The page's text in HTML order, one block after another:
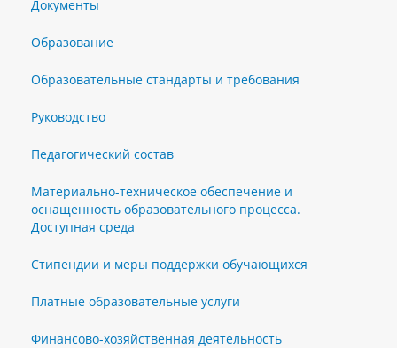
Документы
Образование
Образовательные стандарты и требования
Руководство
Педагогический состав
Материально-техническое обеспечение и
оснащенность образовательного процесса.
Доступная среда
Стипендии и меры поддержки обучающихся
Платные образовательные услуги
Финансово-хозяйственная деятельность